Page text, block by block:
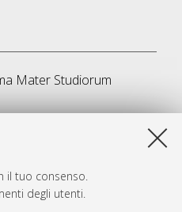
il tuo consenso.
degli utenti.
Mater Studiorum
Aug 6 20:46:06 2026 CEST.